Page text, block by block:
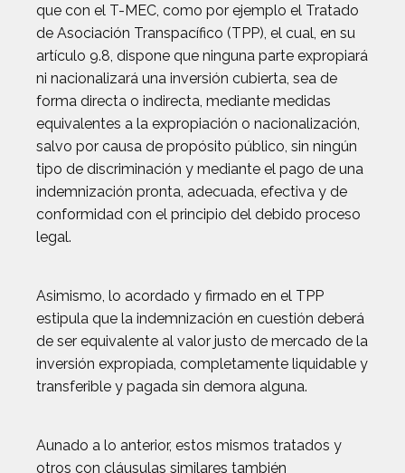
que con el T-MEC, como por ejemplo el Tratado
de Asociación Transpacífico (TPP), el cual, en su
artículo 9.8, dispone que ninguna parte expropiará
ni nacionalizará una inversión cubierta, sea de
forma directa o indirecta, mediante medidas
equivalentes a la expropiación o nacionalización,
salvo por causa de propósito público, sin ningún
tipo de discriminación y mediante el pago de una
indemnización pronta, adecuada, efectiva y de
conformidad con el principio del debido proceso
legal.
Asimismo, lo acordado y firmado en el TPP
estipula que la indemnización en cuestión deberá
de ser equivalente al valor justo de mercado de la
inversión expropiada, completamente liquidable y
transferible y pagada sin demora alguna.
Aunado a lo anterior, estos mismos tratados y
otros con cláusulas similares también